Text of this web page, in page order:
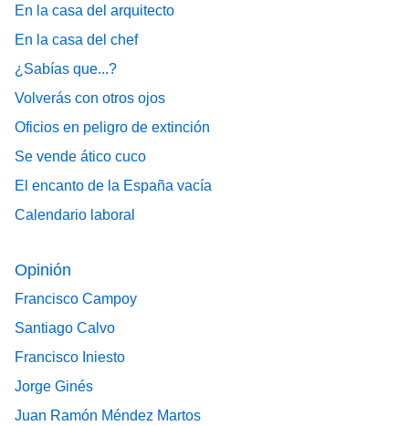
En la casa del arquitecto
En la casa del chef
¿Sabías que...?
Volverás con otros ojos
Oficios en peligro de extinción
Se vende ático cuco
El encanto de la España vacía
Calendario laboral
Opinión
Francisco Campoy
Santiago Calvo
Francisco Iniesto
Jorge Ginés
Juan Ramón Méndez Martos